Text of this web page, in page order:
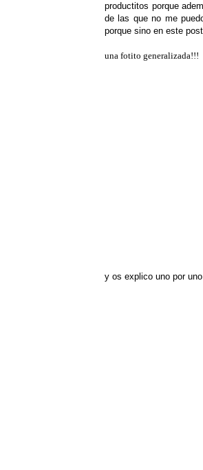
productitos porque
de las que no me
porque sino en este
una fotito generalizada!!!
y os explico uno por